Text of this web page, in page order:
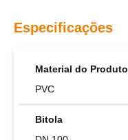
Especificações
Material do Produto
PVC
Bitola